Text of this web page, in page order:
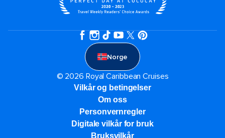
Norge
© 2026 Royal Caribbean Cruises
Vilkår og betingelser
Om oss
Personvernregler
Digitale vilkår for bruk
Bruksvilkår